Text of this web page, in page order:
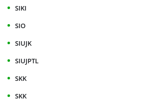
SIKI
SIO
SIUJK
SIUJPTL
SKK
SKK